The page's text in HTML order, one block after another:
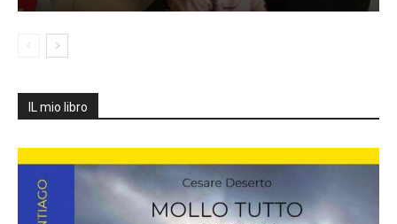
IL mio libro